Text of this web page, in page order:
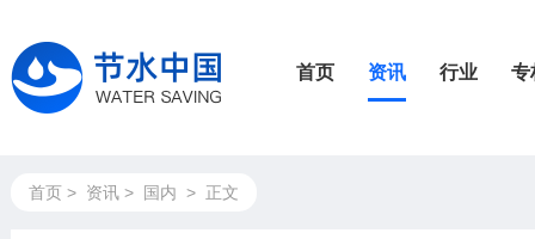
首页 资讯 行业 专
首页> 资讯> 国内 > 正文